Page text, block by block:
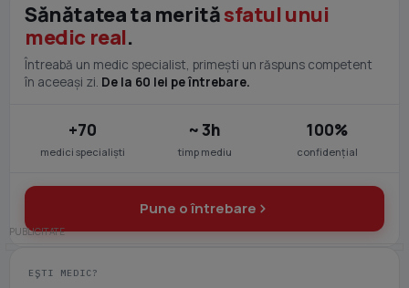
Sănătatea ta merităsfatul unui
medic real.
Întreabă un medic specialist, primești un răspuns competent
în aceeași zi. De la 60 lei pe întrebare.
+70
medici specialiști
~ 3h
timp mediu
100%
confidențial
Pune o întrebare
EȘTI MEDIC?